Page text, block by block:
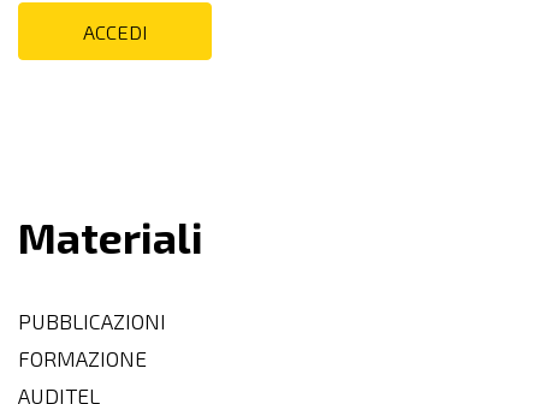
Materiali
PUBBLICAZIONI
FORMAZIONE
AUDITEL